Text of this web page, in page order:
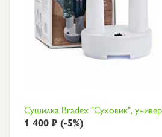
Сушилка Bradex "Суховик",
1 400 ₽ (-5%)